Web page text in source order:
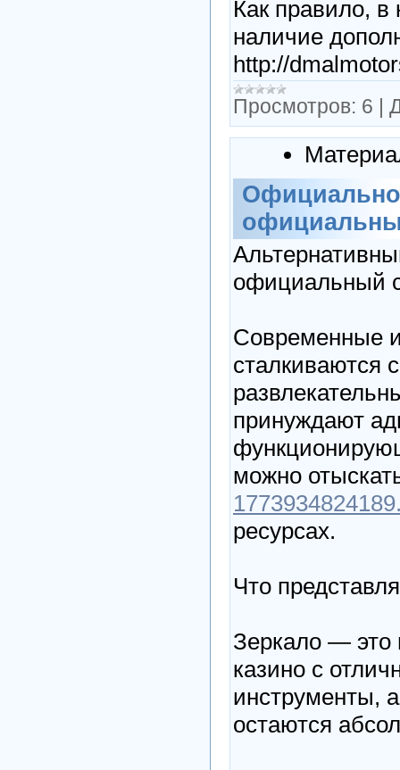
Как правило, в
наличие
http://
Просмотров: 6 |
официальный
Современные
сталкиваются
принуждают
можно
ресурсах.
Что
Зеркало — это
казино с
инструменты,
остаются